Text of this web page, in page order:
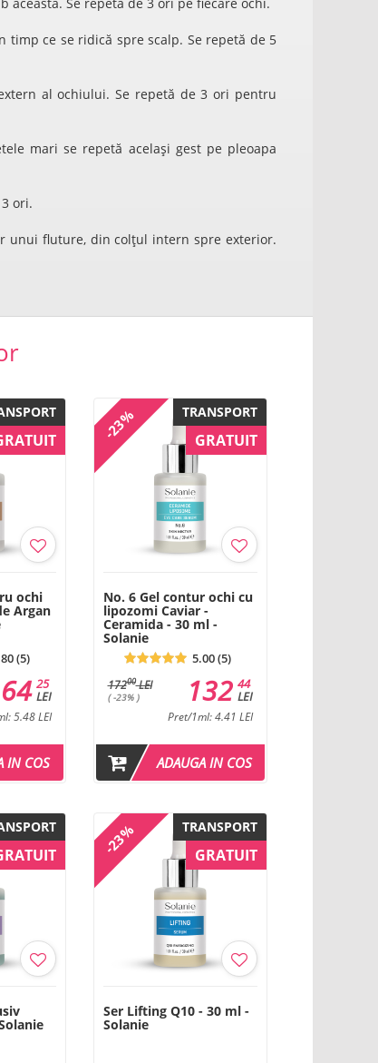
timp ce se ridică spre scalp. Se repetă de 5
al ochiului. Se repetă de 3 ori pentru
mari se repetă același gest pe pleoapa
ori.
unui fluture, din colțul intern spre exterior.
ochi
Argan
(5)
25
LEI
5.48 LEI
IN COS
TRANSPORT
GRATUIT
-23%
No. 6 Gel contur ochi cu
lipozomi Caviar -
Ceramida - 30 ml -
Solanie
5.00 (5)
17200LEI
( -23% )
44
LEI
132
Pret/1ml: 4.41 LEI
ADAUGA IN COS
TRANSPORT
GRATUIT
-23%
Ser Lifting Q10 - 30 ml -
Solanie